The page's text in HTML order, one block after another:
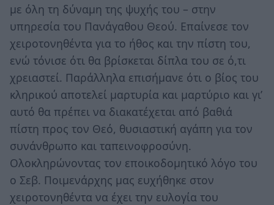
με όλη τη δύναμη της ψυχής του – στην
υπηρεσία του Πανάγαθου Θεού. Επαίνεσε τον
χειροτονηθέντα για το ήθος και την πίστη του,
ενώ τόνισε ότι θα βρίσκεται δίπλα του σε ό,τι
χρειαστεί. Παράλληλα επισήμανε ότι ο βίος του
κληρικού αποτελεί μαρτυρία και μαρτύριο και γι’
αυτό θα πρέπει να διακατέχεται από βαθιά
πίστη προς τον Θεό, θυσιαστική αγάπη για τον
συνάνθρωπο και ταπεινοφροσύνη.
Ολοκληρώνοντας τον εποικοδομητικό λόγο του
ο Σεβ. Ποιμενάρχης μας ευχήθηκε στον
χειροτονηθέντα να έχει την ευλογία του